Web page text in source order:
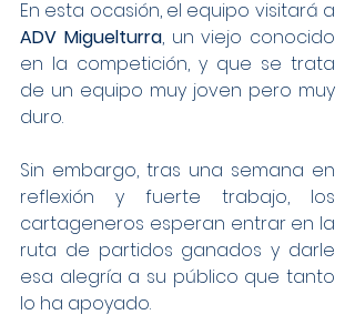
ADV Miguelturra, un viejo conocido
en la competición, y que se trata
de un equipo muy joven pero muy
duro.
Sin embargo, tras una semana en
reflexión y fuerte trabajo, los
cartageneros esperan entrar en la
ruta de partidos ganados y darle
esa alegría a su público que tanto
lo ha apoyado.